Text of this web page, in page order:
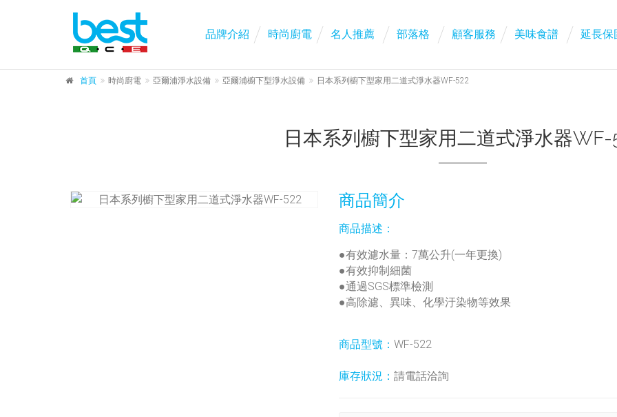
品牌介紹 時尚廚電 名人推薦 部落格 顧客服務 美味食譜 延長保
首頁 時尚廚電 亞爾浦淨水設備 亞爾浦櫥下型淨水設備 日本系列櫥下型家用二道式淨水器WF-522
日本系列櫥下型家用二道式淨水器WF-
商品簡介
商品描述：
●有效濾水量：7萬公升(一年更換)
●有效抑制細菌
●通過SGS標準檢測
●高除濾、異味、化學汙染物等效果
商品型號： WF-522
庫存狀況： 請電話洽詢